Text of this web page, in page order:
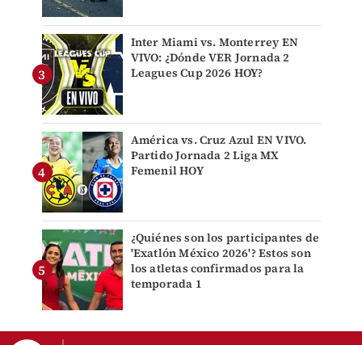
Inter Miami vs. Monterrey EN
VIVO: ¿Dónde VER Jornada 2
Leagues Cup 2026 HOY?
América vs. Cruz Azul EN VIVO.
Partido Jornada 2 Liga MX
Femenil HOY
¿Quiénes son los participantes de
'Exatlón México 2026'? Estos son
los atletas confirmados para la
temporada 1